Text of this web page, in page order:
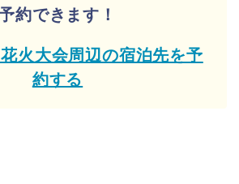
約できます！
火大会周辺の宿泊先を予
約する